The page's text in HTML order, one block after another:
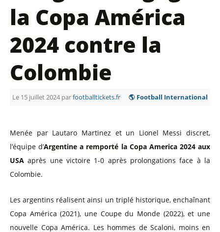
la Copa América
2024 contre la
Colombie
Le 15 juillet 2024 parfootballtickets.fr 🌎 Football International
Menée par Lautaro Martinez et un Lionel Messi discret,
l’équipe d’Argentine a remporté la Copa America 2024 aux
USA après une victoire 1-0 après prolongations face à la
Colombie.
Les argentins réalisent ainsi un triplé historique, enchaînant
Copa América (2021), une Coupe du Monde (2022), et une
nouvelle Copa América. Les hommes de Scaloni, moins en